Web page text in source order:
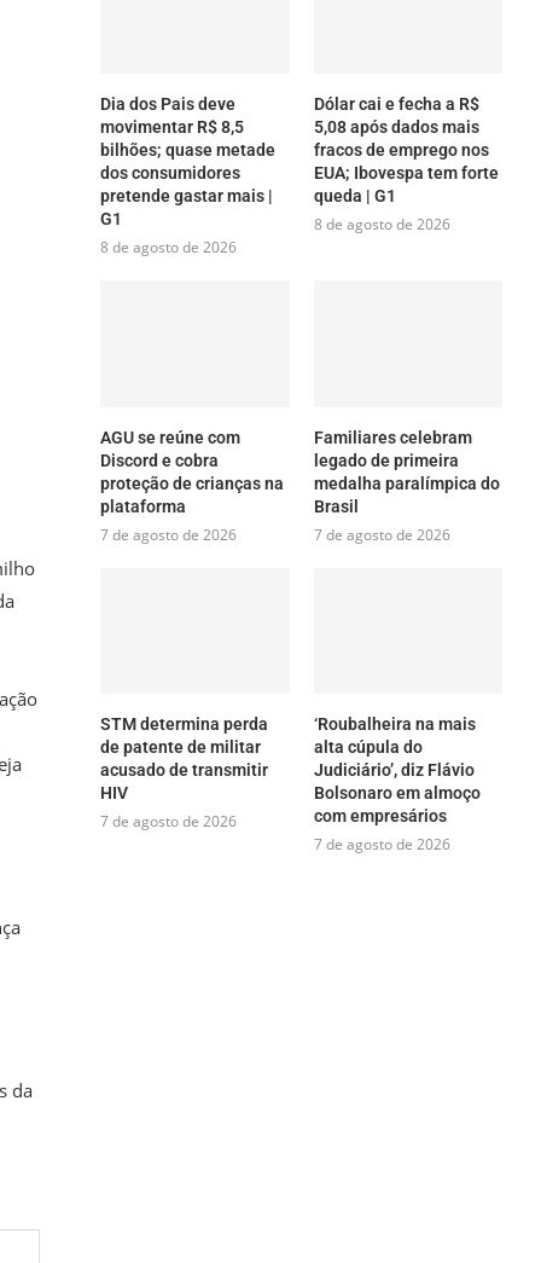
da
Dia dos Pais deve
movimentar R$ 8,5
bilhões; quase metade
dos consumidores
pretende gastar mais |
G1
8 de agosto de 2026
Dólar cai e fecha a R$
5,08 após dados mais
fracos de emprego nos
EUA; Ibovespa tem forte
queda | G1
8 de agosto de 2026
AGU se reúne com
Discord e cobra
proteção de crianças na
plataforma
7 de agosto de 2026
Familiares celebram
legado de primeira
medalha paralímpica do
Brasil
7 de agosto de 2026
STM determina perda
de patente de militar
acusado de transmitir
HIV
7 de agosto de 2026
‘Roubalheira na mais
alta cúpula do
Judiciário’, diz Flávio
Bolsonaro em almoço
com empresários
7 de agosto de 2026